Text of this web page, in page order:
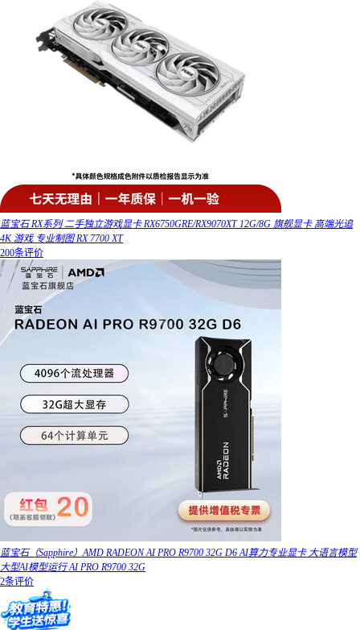
蓝宝石 RX系列 二手独立游戏显卡 RX6750GRE/RX9070XT 12G/8G 旗舰显卡 高端光追
4K 游戏 专业制图 RX 7700 XT
200条评价
蓝宝石（Sapphire）AMD RADEON AI PRO R9700 32G D6 AI算力专业显卡 大语言模型
大型AI模型运行 AI PRO R9700 32G
2条评价